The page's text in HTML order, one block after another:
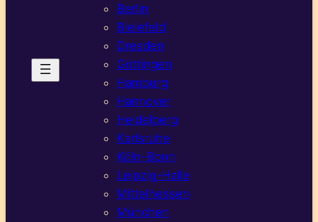
Berlin
Bielefeld
Dresden
Göttingen
Hamburg
Hannover
Heidelberg
Karlsruhe
Köln-Bonn
Leipzig-Halle
Mittelhessen
München